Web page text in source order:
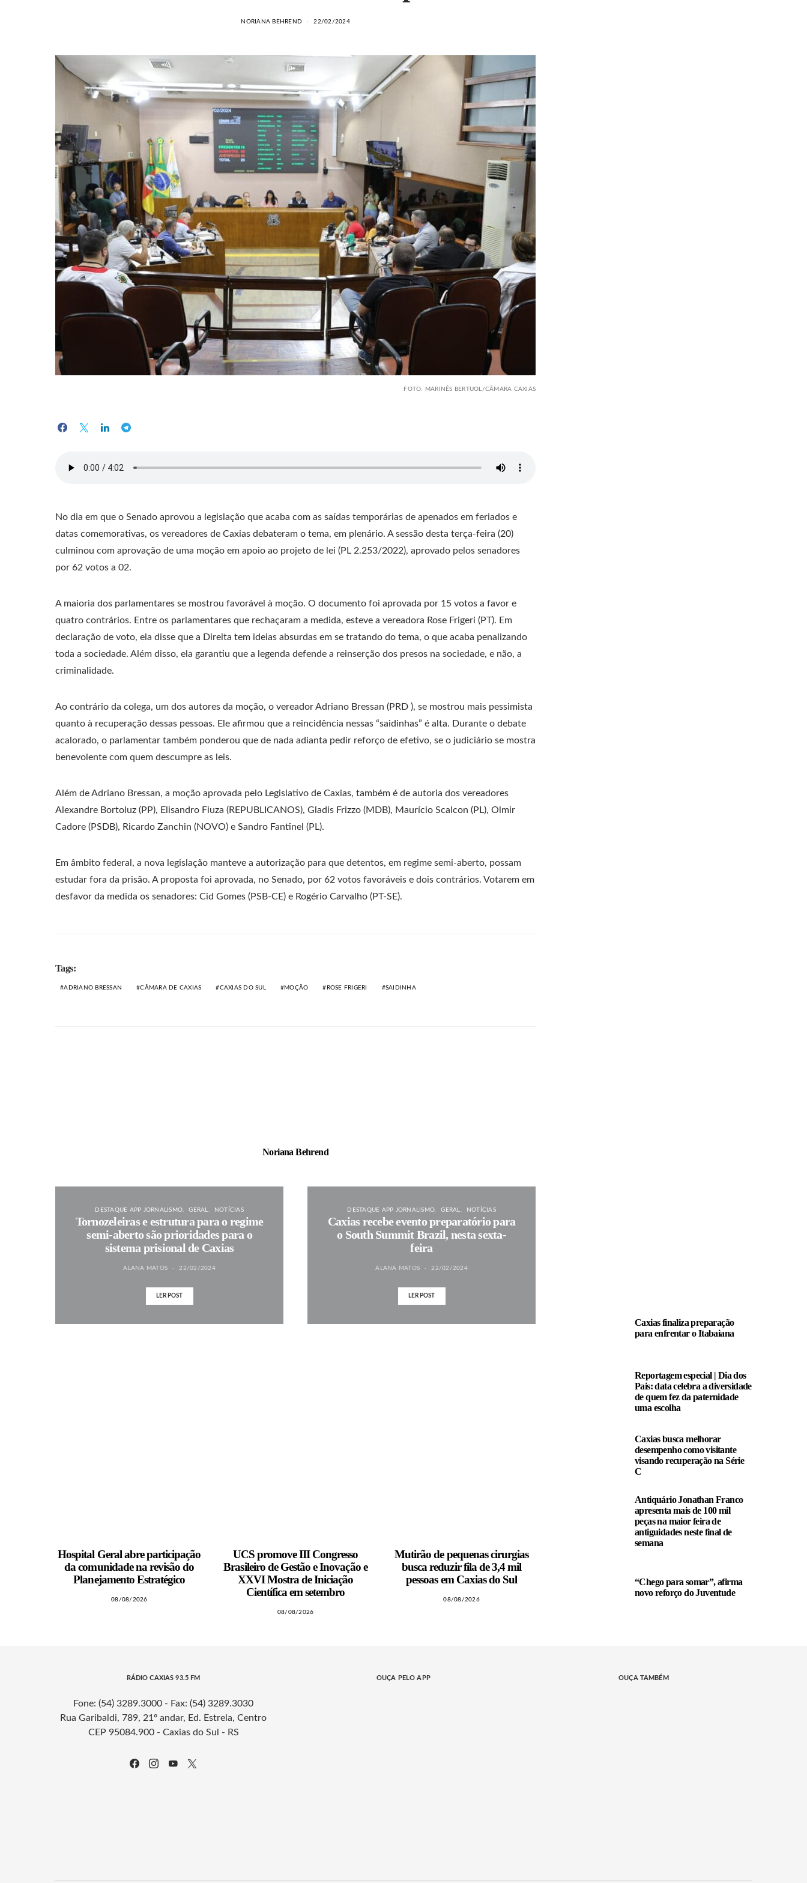
NORIANA BEHREND 22/02/2024
FOTO: MARINÊS BERTUOL/CÂMARA CAXIAS
No dia em que o Senado aprovou a legislação que acaba com as saídas temporárias de apenados em feriados e
datas comemorativas, os vereadores de Caxias debateram o tema, em plenário. A sessão desta terça-feira (20)
culminou com aprovação de uma moção em apoio ao projeto de lei (PL 2.253/2022), aprovado pelos senadores
por 62 votos a 02.
A maioria dos parlamentares se mostrou favorável à moção. O documento foi aprovada por 15 votos a favor e
quatro contrários. Entre os parlamentares que rechaçaram a medida, esteve a vereadora Rose Frigeri (PT). Em
declaração de voto, ela disse que a Direita tem ideias absurdas em se tratando do tema, o que acaba penalizando
toda a sociedade. Além disso, ela garantiu que a legenda defende a reinserção dos presos na sociedade, e não, a
criminalidade.
Ao contrário da colega, um dos autores da moção, o vereador Adriano Bressan (PRD ), se mostrou mais pessimista
quanto à recuperação dessas pessoas. Ele afirmou que a reincidência nessas “saidinhas” é alta. Durante o debate
acalorado, o parlamentar também ponderou que de nada adianta pedir reforço de efetivo, se o judiciário se mostra
benevolente com quem descumpre as leis.
Além de Adriano Bressan, a moção aprovada pelo Legislativo de Caxias, também é de autoria dos vereadores
Alexandre Bortoluz (PP), Elisandro Fiuza (REPUBLICANOS), Gladis Frizzo (MDB), Maurício Scalcon (PL), Olmir
Cadore (PSDB), Ricardo Zanchin (NOVO) e Sandro Fantinel (PL).
Em âmbito federal, a nova legislação manteve a autorização para que detentos, em regime semi-aberto, possam
estudar fora da prisão. A proposta foi aprovada, no Senado, por 62 votos favoráveis e dois contrários. Votarem em
desfavor da medida os senadores: Cid Gomes (PSB-CE) e Rogério Carvalho (PT-SE).
Tags:
ADRIANO BRESSAN CÂMARA DE CAXIAS CAXIAS DO SUL MOÇÃO ROSE FRIGERI SAIDINHA
Noriana Behrend
DESTAQUE APP JORNALISMO GERAL NOTÍCIAS
Tornozeleiras e estrutura para o regime
semi-aberto são prioridades para o
sistema prisional de Caxias
ALANA MATOS 22/02/2024
LER POST
DESTAQUE APP JORNALISMO GERAL NOTÍCIAS
Caxias recebe evento preparatório para
o South Summit Brazil, nesta sexta-
feira
ALANA MATOS 22/02/2024
LER POST
Hospital Geral abre participação
da comunidade na revisão do
Planejamento Estratégico
08/08/2026
UCS promove III Congresso
Brasileiro de Gestão e Inovação e
XXVI Mostra de Iniciação
Científica em setembro
08/08/2026
Mutirão de pequenas cirurgias
busca reduzir fila de 3,4 mil
pessoas em Caxias do Sul
08/08/2026
Caxias finaliza preparação
para enfrentar o Itabaiana
Reportagem especial | Dia dos
Pais: data celebra a diversidade
de quem fez da paternidade
uma escolha
Caxias busca melhorar
desempenho como visitante
visando recuperação na Série
C
Antiquário Jonathan Franco
apresenta mais de 100 mil
peças na maior feira de
antiguidades neste final de
semana
“Chego para somar”, afirma
novo reforço do Juventude
RÁDIO CAXIAS 93.5 FM
Fone: (54) 3289.3000 - Fax: (54) 3289.3030
Rua Garibaldi, 789, 21º andar, Ed. Estrela, Centro
CEP 95084.900 - Caxias do Sul - RS
OUÇA PELO APP OUÇA TAMBÉM